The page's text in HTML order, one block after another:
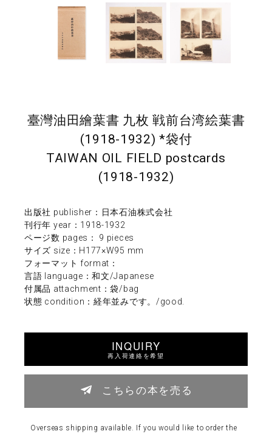
臺灣油田繪葉書 九枚 戦前台湾絵葉書
(1918-1932) *袋付
TAIWAN OIL FIELD postcards
(1918-1932)
出版社 publisher：日本石油株式会社
刊行年 year：1918-1932
ページ数 pages： 9 pieces
サイズ size：H177×W95 mm
フォーマット format：
言語 language：和文/Japanese
付属品 attachment：袋/bag
状態 condition：経年並みです。/good.
INQUIRY
再入荷連絡を希望
こちらの本を売る
Overseas shipping available. If you would like to order the